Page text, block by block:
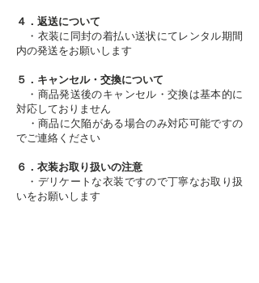
４．返送について
・衣装に同封の着払い送状にてレンタル期間
内の発送をお願いします
５．キャンセル・交換について
・商品発送後のキャンセル・交換は基本的に
対応しておりません
​ ・商品に欠陥がある場合のみ対応可能ですの
でご連絡ください
６．衣装お取り扱いの注意
・デリケートな衣装ですので丁寧なお取り扱
いをお願いします